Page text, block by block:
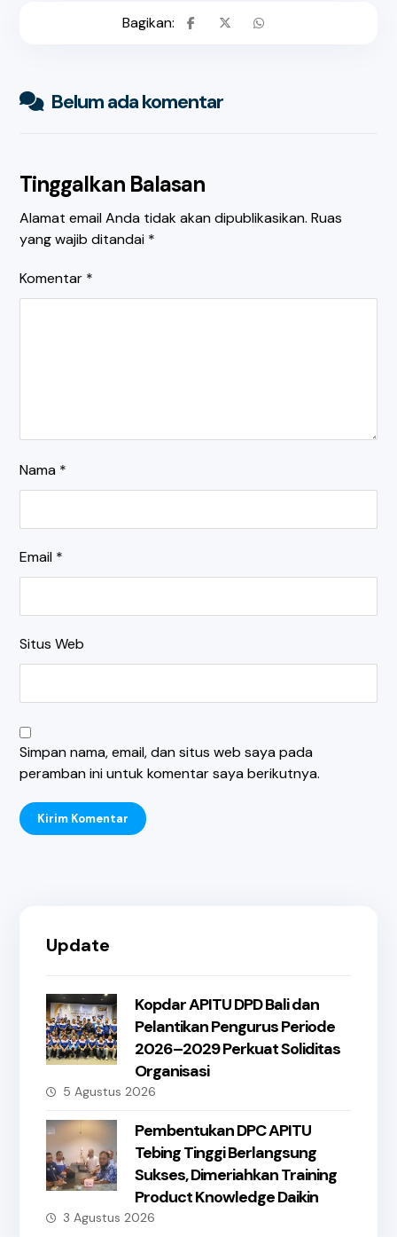
Belum ada komentar
Tinggalkan Balasan
Alamat email Anda tidak akan dipublikasikan. Ruas
yang wajib ditandai *
Komentar *
Nama *
Email *
Situs Web
Simpan nama, email, dan situs web saya pada
peramban ini untuk komentar saya berikutnya.
Kirim Komentar
Update
Kopdar APITU DPD Bali dan
Pelantikan Pengurus Periode
2026–2029 Perkuat Soliditas
Organisasi
5 Agustus 2026
Pembentukan DPC APITU
Tebing Tinggi Berlangsung
Sukses, Dimeriahkan Training
Product Knowledge Daikin
3 Agustus 2026